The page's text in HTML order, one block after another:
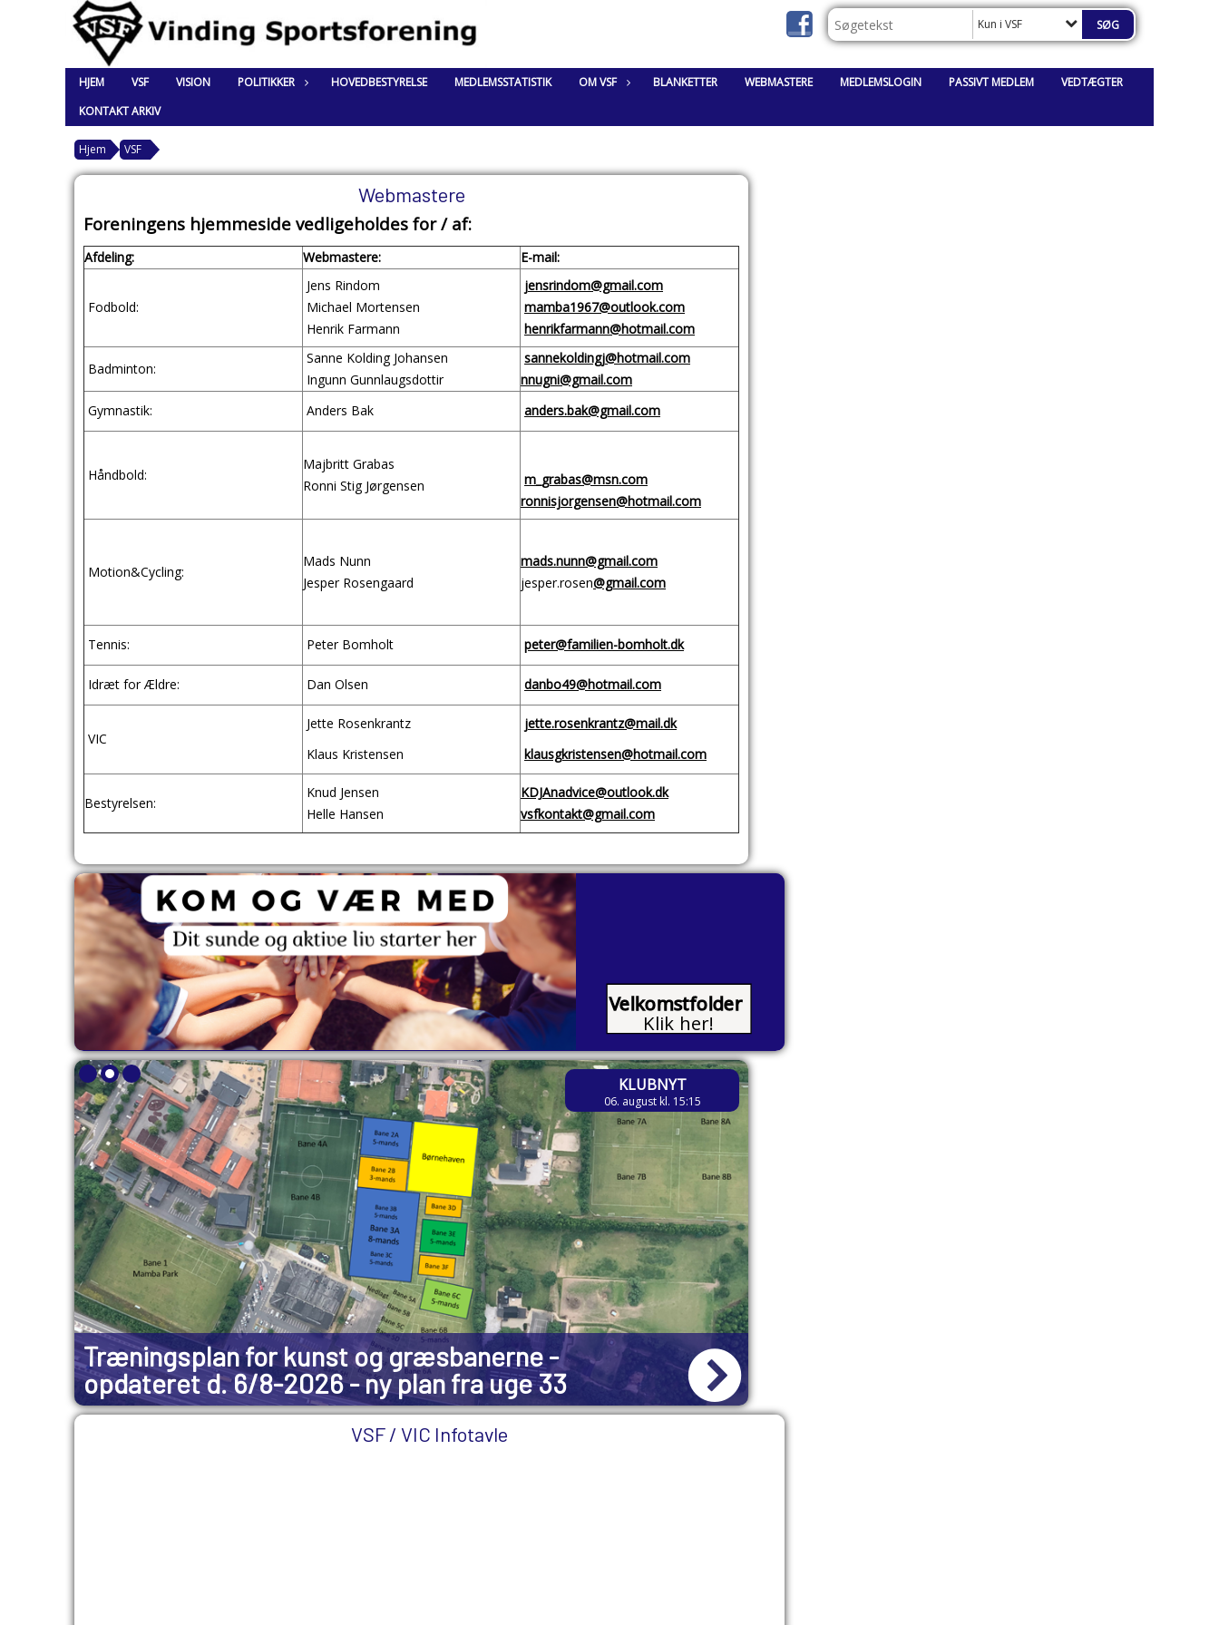
Kun i VSF
HJEM VSF VISION POLITIKKER HOVEDBESTYRELSE MEDLEMSSTATISTIK OM VSF BLANKETTER WEBMASTERE MEDLEMSLOGIN PASSIVT MEDLEM
VEDTÆGTER
KONTAKT ARKIV
Hjem VSF
Webmastere
Foreningens hjemmeside vedligeholdes for / af:
Afdeling: Webmastere: E-mail:
Fodbold:
Jens Rindom
Michael Mortensen
Henrik Farmann
jensrindom@gmail.com
mamba1967@outlook.com
henrikfarmann@hotmail.com
Badminton:
Sanne Kolding Johansen
Ingunn Gunnlaugsdottir
sannekoldingj@hotmail.com
nnugni@gmail.com
Gymnastik:
Anders Bak anders.bak@gmail.com
Håndbold:
Majbritt Grabas
Ronni Stig Jørgensen
m_grabas@msn.com
ronnisjorgensen@hotmail.com
Motion&Cycling:
Mads Nunn
Jesper Rosengaard
mads.nunn@gmail.com
jesper.rosen@gmail.com
Tennis: Peter Bomholt peter@familien-bomholt.dk
Idræt for Ældre: Dan Olsen danbo49@hotmail.com
VIC
Jette Rosenkrantz
Klaus Kristensen
jette.rosenkrantz@mail.dk
klausgkristensen@hotmail.com
Bestyrelsen:
Knud Jensen
Helle Hansen
KDJAnadvice@outlook.dk
vsfkontakt@gmail.com
KLUBNYT
06. august kl. 15:15
Træningsplan for kunst og græsbanerne -
opdateret d. 6/8-2026 - ny plan fra uge 33
VSF / VIC Infotavle